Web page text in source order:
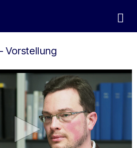
Vorstellung